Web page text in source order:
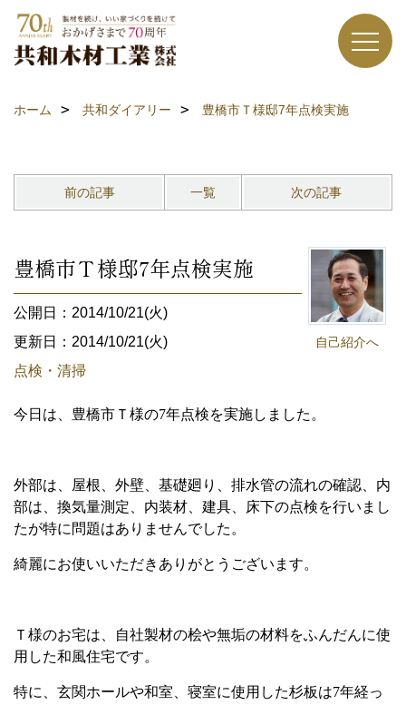
ホーム 共和ダイアリー 豊橋市Ｔ様邸7年点検実施
前の記事 一覧 次の記事
自己紹介へ
豊橋市Ｔ様邸7年点検実施
公開日：2014/10/21(火)
更新日：2014/10/21(火)
点検・清掃
今日は、豊橋市Ｔ様の7年点検を実施しました。
外部は、屋根、外壁、基礎廻り、排水管の流れの確認、内
部は、換気量測定、内装材、建具、床下の点検を行いまし
たが特に問題はありませんでした。
綺麗にお使いいただきありがとうございます。
Ｔ様のお宅は、自社製材の桧や無垢の材料をふんだんに使
用した和風住宅です。
特に、玄関ホールや和室、寝室に使用した杉板は7年経っ